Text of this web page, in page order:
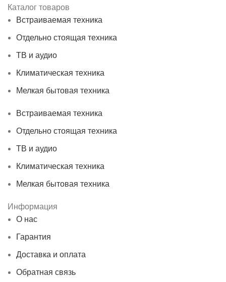
Каталог товаров
Встраиваемая техника
Отдельно стоящая техника
ТВ и аудио
Климатическая техника
Мелкая бытовая техника
Встраиваемая техника
Отдельно стоящая техника
ТВ и аудио
Климатическая техника
Мелкая бытовая техника
Информация
О нас
Гарантия
Доставка и оплата
Обратная связь